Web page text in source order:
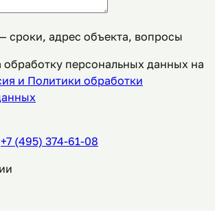
сроки, адрес объекта, вопросы
обработку персональных данных на
и Политики обработки
+7 (495) 374-61-08